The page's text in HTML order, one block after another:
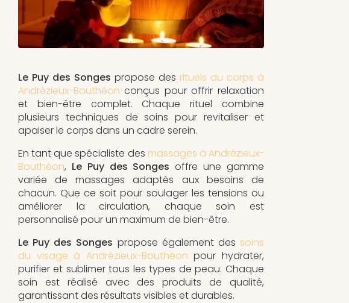
Le Puy des Songes propose des rituels du corps à
Andrézieux-Bouthéon conçus pour offrir relaxation
et bien-être complet. Chaque rituel combine
plusieurs techniques de soins pour revitaliser et
apaiser le corps dans un cadre serein.
En tant que spécialiste des massages à Andrézieux-
Bouthéon, Le Puy des Songes offre une gamme
variée de massages adaptés aux besoins de
chacun. Que ce soit pour soulager les tensions ou
améliorer la circulation, chaque soin est
personnalisé pour un maximum de bien-être.
Le Puy des Songes propose également des soins
du visage à Andrézieux-Bouthéon pour hydrater,
purifier et sublimer tous les types de peau. Chaque
soin est réalisé avec des produits de qualité,
garantissant des résultats visibles et durables.